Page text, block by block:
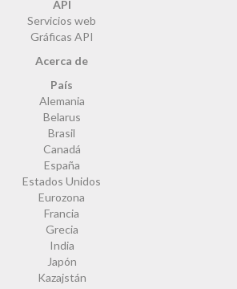
API
Servicios web
Gráficas API
Acerca de
País
Alemania
Belarus
Brasil
Canadá
España
Estados Unidos
Eurozona
Francia
Grecia
India
Japón
Kazajstán